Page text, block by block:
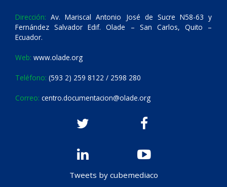
Dirección: Av. Mariscal Antonio José de Sucre N58-63 y
Fernández Salvador Edif. Olade – San Carlos, Quito –
Ecuador.
Web: www.olade.org
Teléfono: (593 2) 259 8122 / 2598 280
Correo: centro.documentacion@olade.org
Tweets by cubemediaco